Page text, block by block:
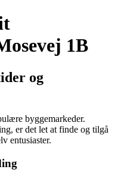
1B
og
byggemarkeder.
er det let at finde og tilgå
entusiaster.